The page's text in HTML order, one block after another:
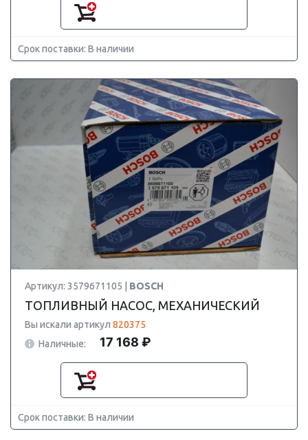
Срок поставки: В наличии
Артикул: 3579671105 | BOSCH
ТОПЛИВНЫЙ НАСОС, МЕХАНИЧЕСКИЙ
Вы искали артикул 820375
Наличные:
17 168 ₽
Срок поставки: В наличии